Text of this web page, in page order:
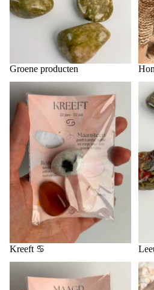
Groene producten
Kreeft ♋️
Kreeft ♋️